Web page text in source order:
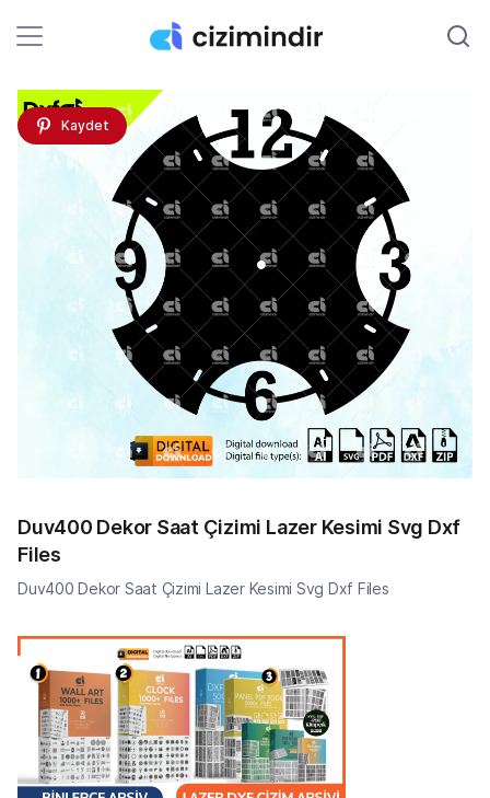
Kaydet
Duv400 Dekor Saat Çizimi Lazer Kesimi Svg Dxf
Files
Duv400 Dekor Saat Çizimi Lazer Kesimi Svg Dxf Files